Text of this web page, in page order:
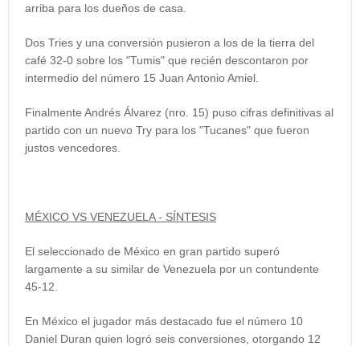
arriba para los dueños de casa.
Dos Tries y una conversión pusieron a los de la tierra del
café 32-0 sobre los "Tumis" que recién descontaron por
intermedio del número 15 Juan Antonio Amiel.
Finalmente Andrés Álvarez (nro. 15) puso cifras definitivas al
partido con un nuevo Try para los "Tucanes" que fueron
justos vencedores.
MÉXICO VS VENEZUELA - SÍNTESIS
El seleccionado de México en gran partido superó
largamente a su similar de Venezuela por un contundente
45-12.
En México el jugador más destacado fue el número 10
Daniel Duran quien logró seis conversiones, otorgando 12